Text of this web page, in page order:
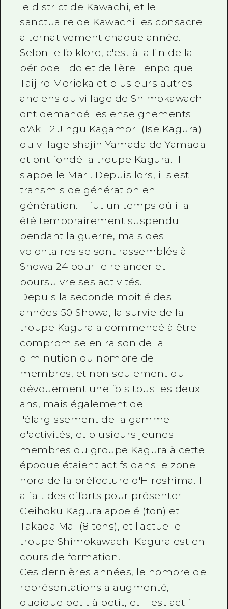
le district de Kawachi, et le
sanctuaire de Kawachi les consacre
alternativement chaque année.
Selon le folklore, c'est à la fin de la
période Edo et de l'ère Tenpo que
Taijiro Morioka et plusieurs autres
anciens du village de Shimokawachi
ont demandé les enseignements
d'Aki 12 Jingu Kagamori (Ise Kagura)
du village shajin Yamada de Yamada
et ont fondé la troupe Kagura. Il
s'appelle Mari. Depuis lors, il s'est
transmis de génération en
génération. Il fut un temps où il a
été temporairement suspendu
pendant la guerre, mais des
volontaires se sont rassemblés à
Showa 24 pour le relancer et
poursuivre ses activités.
Depuis la seconde moitié des
années 50 Showa, la survie de la
troupe Kagura a commencé à être
compromise en raison de la
diminution du nombre de
membres, et non seulement du
dévouement une fois tous les deux
ans, mais également de
l'élargissement de la gamme
d'activités, et plusieurs jeunes
membres du groupe Kagura à cette
époque étaient actifs dans le zone
nord de la préfecture d'Hiroshima. Il
a fait des efforts pour présenter
Geihoku Kagura appelé (ton) et
Takada Mai (8 tons), et l'actuelle
troupe Shimokawachi Kagura est en
cours de formation.
Ces dernières années, le nombre de
représentations a augmenté,
quoique petit à petit, et il est actif